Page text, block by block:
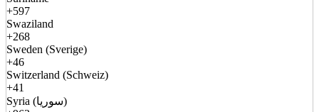
+597
Swaziland
+268
Sweden (Sverige)
+46
Switzerland (Schweiz)
+41
Syria (سوريا)